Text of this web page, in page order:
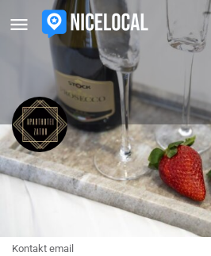
Aparthotel ZATOR -
apartamenty z
Luksusowe apartamenty z jacuzzi
Kontakt email